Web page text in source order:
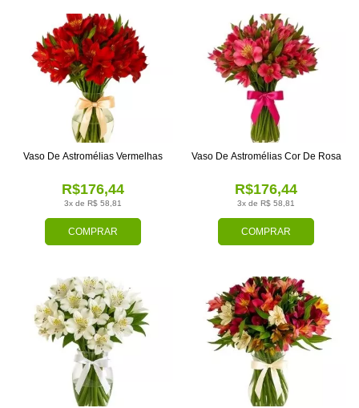
COMPRAR
3x de R$ 58,81
R$176,44
Vaso De Astromélias Vermelhas
COMPRAR
3x de R$ 58,81
R$176,44
Vaso De Astromélias Cor De Rosa